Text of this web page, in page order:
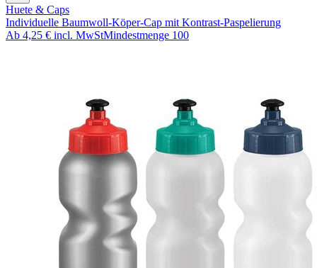
Huete & Caps
Individuelle Baumwoll-Köper-Cap mit Kontrast-Paspelierung
Ab 4,25 € incl. MwStMindestmenge 100